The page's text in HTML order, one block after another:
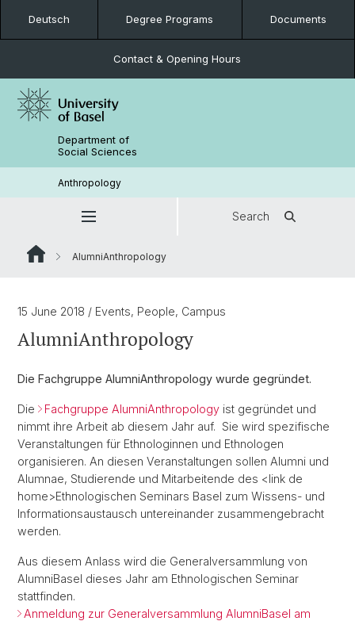
Deutsch Degree Programs Documents
Contact & Opening Hours
Department of
Social Sciences
Anthropology
Search
AlumniAnthropology
15 June 2018 / Events, People, Campus
AlumniAnthropology
Die Fachgruppe AlumniAnthropology wurde gegründet.
Die Fachgruppe AlumniAnthropology ist gegründet und
nimmt ihre Arbeit ab diesem Jahr auf. Sie wird spezifische
Veranstaltungen für Ethnologinnen und Ethnologen
organisieren. An diesen Veranstaltungen sollen Alumni und
Alumnae, Studierende und Mitarbeitende des <link de
home>Ethnologischen Seminars Basel zum Wissens- und
Informationsaustausch untereinander zusammengebracht
werden.
Aus diesem Anlass wird die Generalversammlung von
AlumniBasel dieses Jahr am Ethnologischen Seminar
stattfinden.
Anmeldung zur Generalversammlung AlumniBasel am